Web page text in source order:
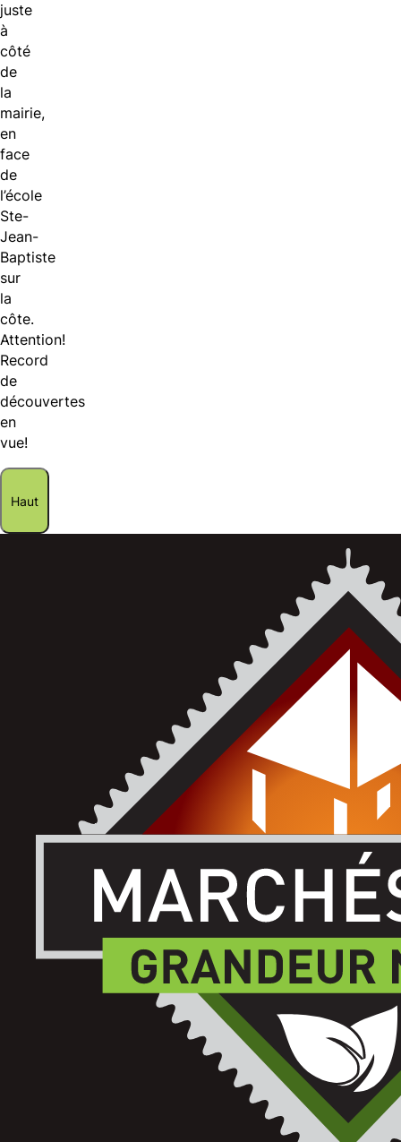
juste
à
côté
de
la
mairie,
en
face
de
l’école
Ste-
Jean-
Baptiste
sur
la
côte.
Attention!
Record
de
découvertes
en
vue!
Haut